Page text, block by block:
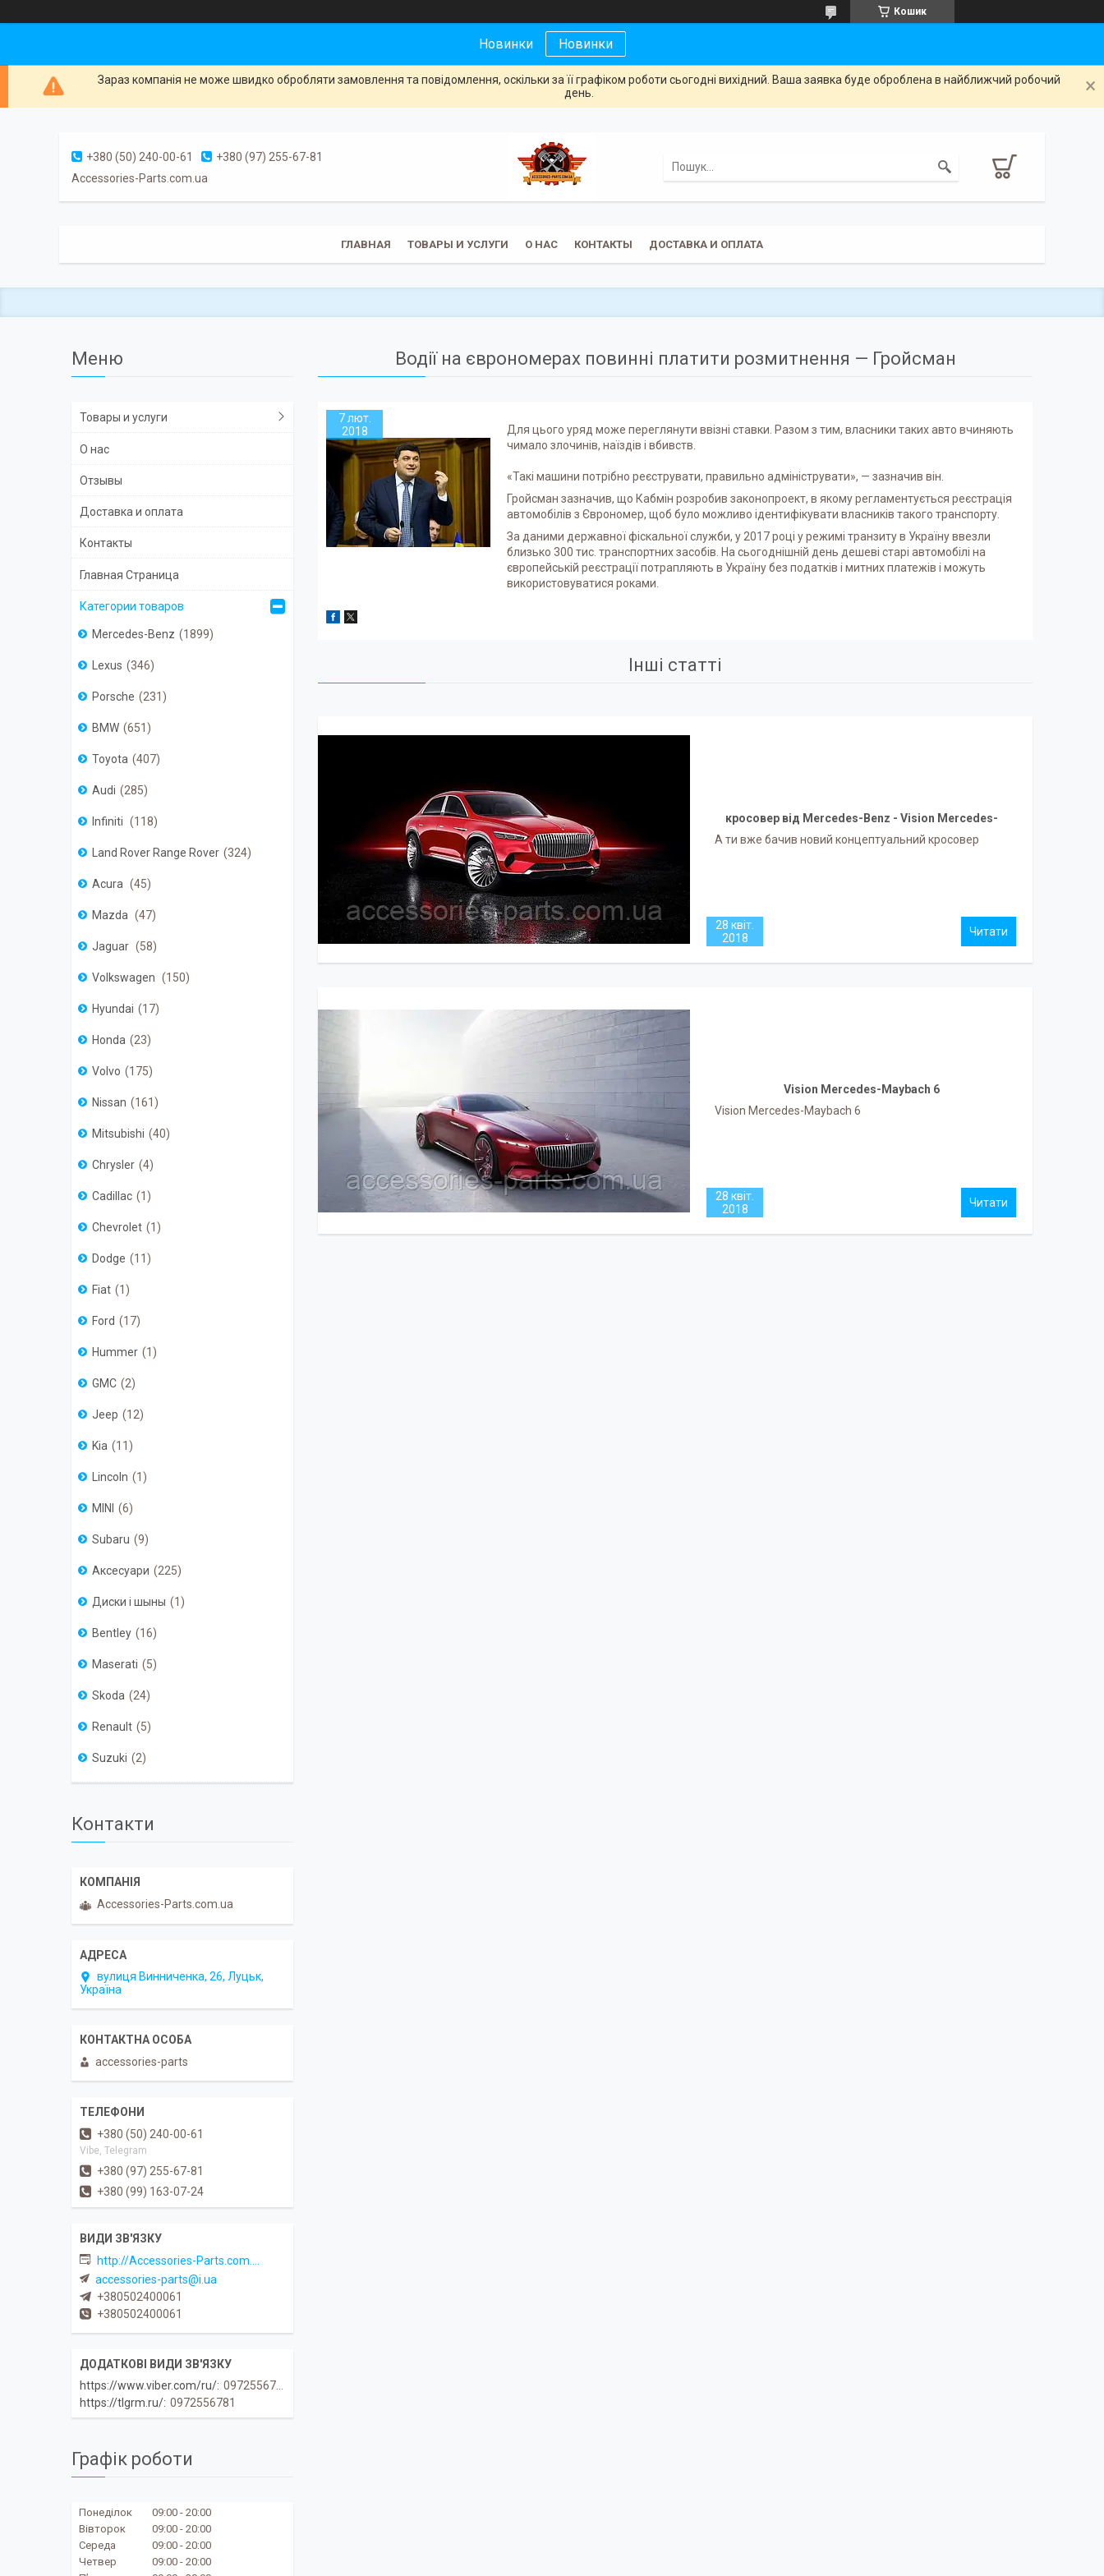
Кошик
Новинки Новинки
Зараз компанія не може швидко обробляти замовлення та повідомлення, оскільки за її графіком роботи сьогодні вихідний. Ваша заявка буде оброблена в найближчий робочий
день.
+380 (50) 240-00-61
+380 (97) 255-67-81
Accessories-Parts.com.ua
ГЛАВНАЯ ТОВАРЫ И УСЛУГИ О НАС КОНТАКТЫ ДОСТАВКА И ОПЛАТА
Водії на єврономерах повинні платити розмитнення — Гройсман
7 лют.
2018
Для цього уряд може переглянути ввізні ставки. Разом з тим, власники таких авто вчиняють
чимало злочинів, наїздів і вбивств.
«Такі машини потрібно реєструвати, правильно адмініструвати», — зазначив він.
Гройсман зазначив, що Кабмін розробив законопроект, в якому регламентується реєстрація
автомобілів з Єврономер, щоб було можливо ідентифікувати власників такого транспорту.
За даними державної фіскальної служби, у 2017 році у режимі транзиту в Україну ввезли
близько 300 тис. транспортних засобів. На сьогоднішній день дешеві старі автомобілі на
європейській реєстрації потрапляють в Україну без податків і митних платежів і можуть
використовуватися роками.
Інші статті
кросовер від Mercedes-Benz - Vision Mercedes-
Maybach Ultimate Luxury.
А ти вже бачив новий концептуальний кросовер
28 квіт.
2018
Vision Mercedes-Maybach 6
Vision Mercedes-Maybach 6
28 квіт.
2018
Товары и услуги
О нас
Отзывы
Доставка и оплата
Контакты
Главная Страница
Категории товаров
Mercedes-Benz 1899
Lexus 346
Porsche 231
BMW 651
Toyota 407
Audi 285
Infiniti 118
Land Rover Range Rover 324
Acura 45
Mazda 47
Jaguar 58
Volkswagen 150
Hyundai 17
Honda 23
Volvo 175
Nissan 161
Mitsubishi 40
Chrysler 4
Cadillac 1
Chevrolet 1
Dodge 11
Fiat 1
Ford 17
Hummer 1
GMC 2
Jeep 12
Kia 11
Lincoln 1
MINI 6
Subaru 9
Аксесуари 225
Диски і шыны 1
Bentley 16
Maserati 5
Skoda 24
Renault 5
Suzuki 2
Контакти
Accessories-Parts.com.ua
вулиця Винниченка, 26, Луцьк,
Україна
accessories-parts
+380 (50) 240-00-61
Vibe, Telegram
+380 (97) 255-67-81
+380 (99) 163-07-24
http://Accessories-Parts.com.ua
accessories-parts@i.ua
+380502400061
+380502400061
https://www.viber.com/ru/ 0972556781
https://tlgrm.ru/ 0972556781
Графік роботи
Понеділок 09:00
20:00
Вівторок
09:00
20:00
Середа
09:00
20:00
Четвер
09:00
20:00